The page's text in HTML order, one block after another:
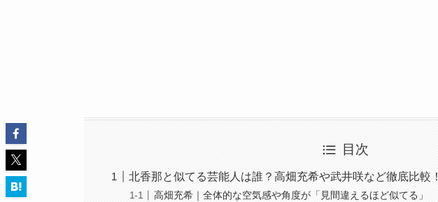
目次
北香那と似てる芸能人は誰？高畑充希や武井咲など徹底比較！
高畑充希｜全体的な空気感や角度が「見間違えるほど似てる」